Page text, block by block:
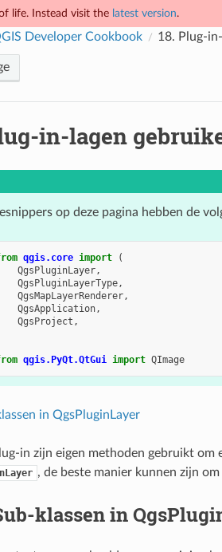
life. Instead visit the latest version.
Developer Cookbook 18. Plug-
in-lagen
op deze pagina hebben de
qgis.core import
(
QgsPluginLayer,
QgsPluginLayerType,
QgsMapLayerRenderer,
QgsApplication,
QgsProject ,
qgis.PyQt.QtGui import QImage
in QgsPluginLayer
in zijn eigen methoden gebruikt om
, de beste manier kunnen zijn
klassen in